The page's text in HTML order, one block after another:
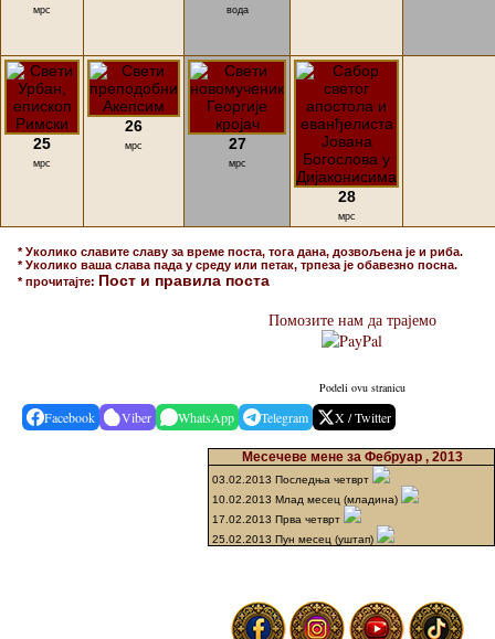
мрс вода
25
мрс
26
мрс 27
мрс
28
мрс
* Уколико славите славу за време поста, тога дана, дозвољена је и риба.
* Уколико ваша слава пада у среду или петак, трпеза је обавезно посна.
* прочитајте: Пост и правила поста
Помозите нам да трајемо
Podeli ovu stranicu
Facebook Viber WhatsApp Telegram X / Twitter
Месечеве мене за Фебруар , 2013
03.02.2013 Последња четврт
10.02.2013 Млад месец (младина)
17.02.2013 Прва четврт
25.02.2013 Пун месец (уштап)